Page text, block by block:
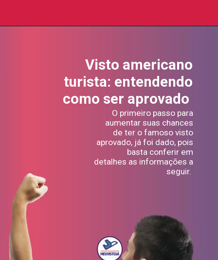
O primeiro passo para
aumentar suas chances
de ter o famoso visto
aprovado, já foi dado, pois
basta conferir em
detalhes as informações a
seguir.
Visto americano
turista: entendendo
como ser aprovado